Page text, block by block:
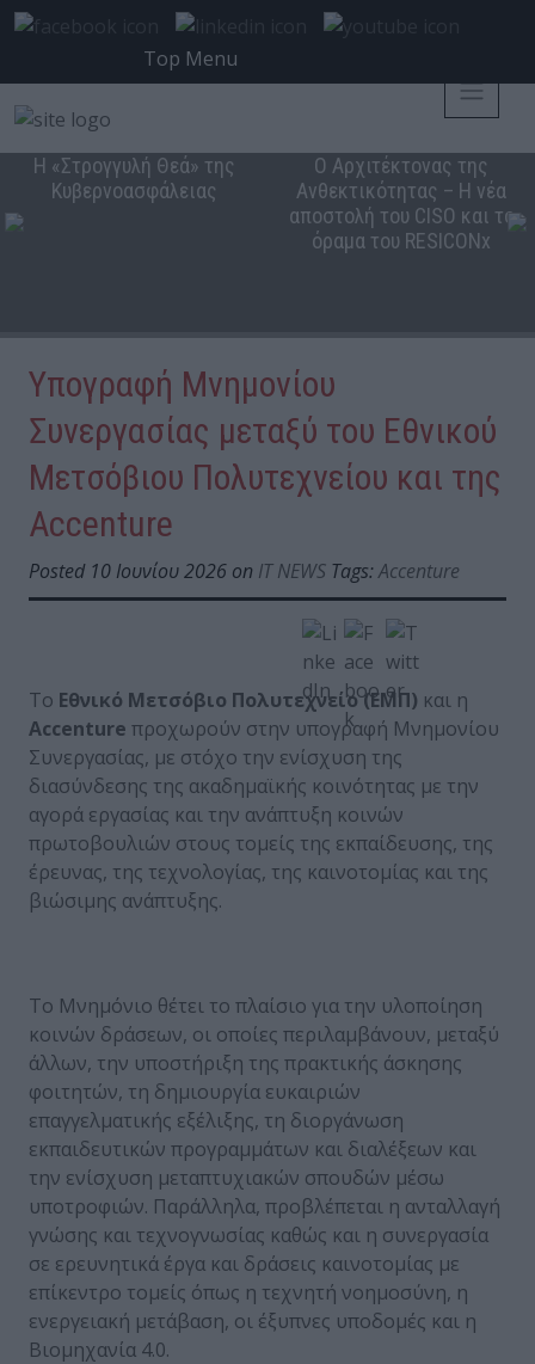
Top Menu
Η «Στρογγυλή Θεά» της
Κυβερνοασφάλειας
Ο Αρχιτέκτονας της
Ανθεκτικότητας – Η νέα
αποστολή του CISO και το
όραμα του RESICONx
Υπογραφή Μνημονίου
Συνεργασίας μεταξύ του Εθνικού
Μετσόβιου Πολυτεχνείου και της
Accenture
Posted 10 Ιουνίου 2026 on IT NEWS Tags:Accenture
Το Εθνικό Μετσόβιο Πολυτεχνείο (ΕΜΠ) και η
Accenture προχωρούν στην υπογραφή Μνημονίου
Συνεργασίας, με στόχο την ενίσχυση της
διασύνδεσης της ακαδημαϊκής κοινότητας με την
αγορά εργασίας και την ανάπτυξη κοινών
πρωτοβουλιών στους τομείς της εκπαίδευσης, της
έρευνας, της τεχνολογίας, της καινοτομίας και της
βιώσιμης ανάπτυξης.
Το Μνημόνιο θέτει το πλαίσιο για την υλοποίηση
κοινών δράσεων, οι οποίες περιλαμβάνουν, μεταξύ
άλλων, την υποστήριξη της πρακτικής άσκησης
φοιτητών, τη δημιουργία ευκαιριών
επαγγελματικής εξέλιξης, τη διοργάνωση
εκπαιδευτικών προγραμμάτων και διαλέξεων και
την ενίσχυση μεταπτυχιακών σπουδών μέσω
υποτροφιών. Παράλληλα, προβλέπεται η ανταλλαγή
γνώσης και τεχνογνωσίας καθώς και η συνεργασία
σε ερευνητικά έργα και δράσεις καινοτομίας με
επίκεντρο τομείς όπως η τεχνητή νοημοσύνη, η
ενεργειακή μετάβαση, οι έξυπνες υποδομές και η
Βιομηχανία 4.0.